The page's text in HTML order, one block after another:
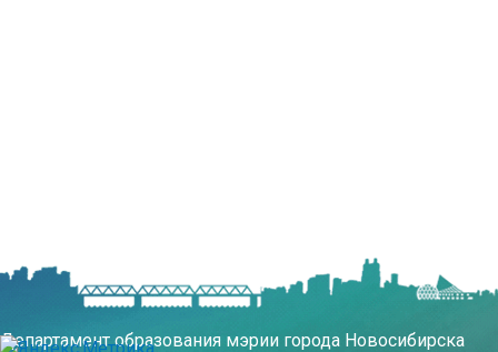
Департамент образования мэрии города Новосибирска